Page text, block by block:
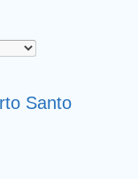
Santo